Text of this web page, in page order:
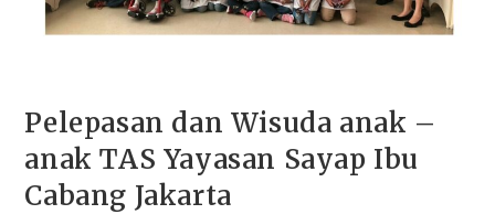
Pelepasan dan Wisuda anak –
anak TAS Yayasan Sayap Ibu
Cabang Jakarta